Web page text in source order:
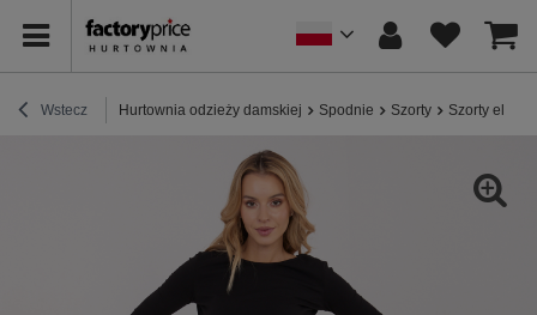
Wstecz Hurtownia odzieży damskiej Spodnie Szorty Szorty